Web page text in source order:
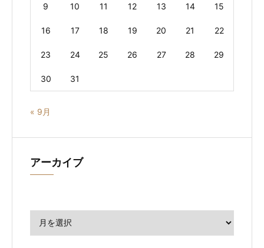
9 10 11 12 13 14 15
16 17 18 19 20 21 22
23 24 25 26 27 28 29
30 31
« 9月
アーカイブ